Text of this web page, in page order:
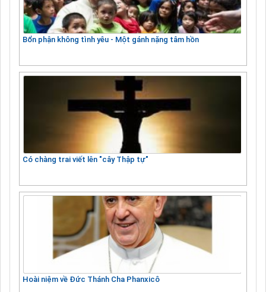
Bổn phận không tình yêu - Một gánh nặng tâm hồn
Có chàng trai viết lên "cây Thập tự"
Hoài niệm về Đức Thánh Cha Phanxicô